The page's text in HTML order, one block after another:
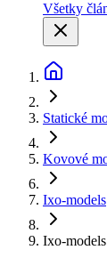
Všetky
Statické
Kovové
Ixo-models
Ixo-